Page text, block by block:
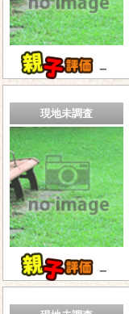
－
現地未調査
－